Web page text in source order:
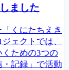
ました
くにたちえき
ェクトでは、
ための3つの
記録」で活動